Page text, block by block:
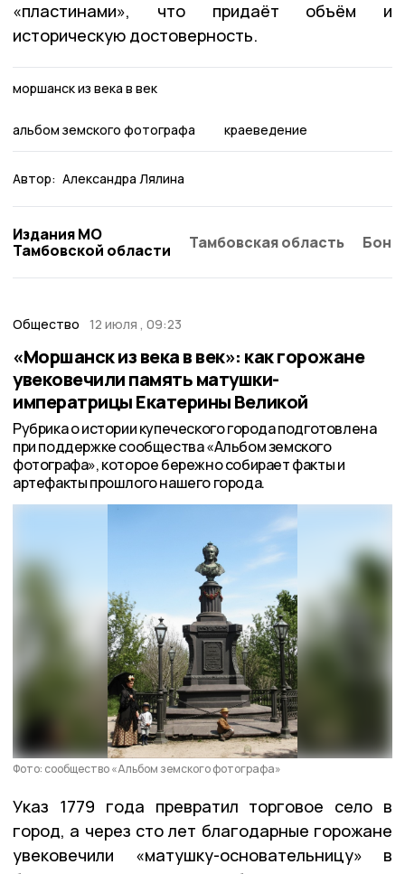
«пластинами», что придаёт объём и
историческую достоверность.
моршанск из века в век
альбом земского фотографа краеведение
Автор: Александра Лялина
Издания МО
Тамбовской области
Тамбовская область
Общество 12 июля , 09:23
«Моршанск из века в век»: как горожане
увековечили память матушки-
императрицы Екатерины Великой
Рубрика о истории купеческого города подготовлена
при поддержке сообщества «Альбом земского
фотографа», которое бережно собирает факты и
артефакты прошлого нашего города.
Фото: сообщество «Альбом земского фотографа»
Указ 1779 года превратил торговое село в
город, а через сто лет благодарные горожане
увековечили «матушку-основательницу» в